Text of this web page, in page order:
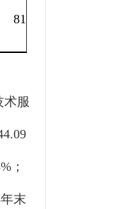
81
术服
；
年末